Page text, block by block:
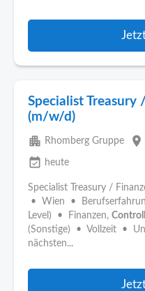
Specialist
(m/w/d)
apartment Rhomberg Gruppe place
event_available heute
Specialist Treasury /
• Wien •
Level) • Finanzen,
(Sonstige) • Vollzeit •
nächsten...